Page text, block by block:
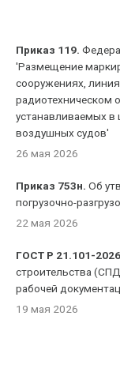
Приказ 119.
'Размещение
сооружениях,
радиотехническом
устанавливаемых в
воздушных судов'
26 мая 2026
Приказ 753н. Об
погрузочно-
22 мая 2026
ГОСТ Р 21.101-
строительства
рабочей
19 мая 2026